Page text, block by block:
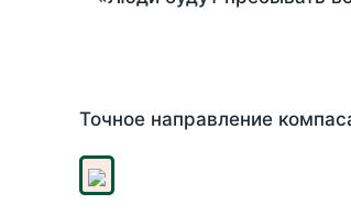
Точное направление